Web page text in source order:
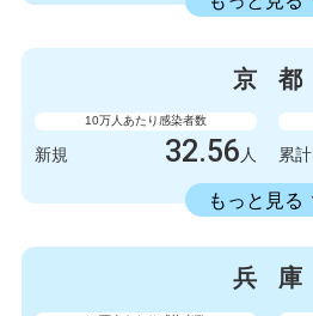
5247人 新規
3154675
京 都
10万人あたり感染者数
新規 32.56 人 累計
もっと見る
18413.86人
840人 新規
475063
兵 庫